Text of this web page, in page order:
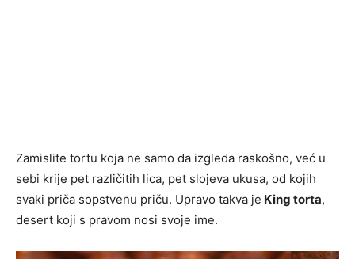
Zamislite tortu koja ne samo da izgleda raskošno, već u
sebi krije pet različitih lica, pet slojeva ukusa, od kojih
svaki priča sopstvenu priču. Upravo takva je King torta,
desert koji s pravom nosi svoje ime.